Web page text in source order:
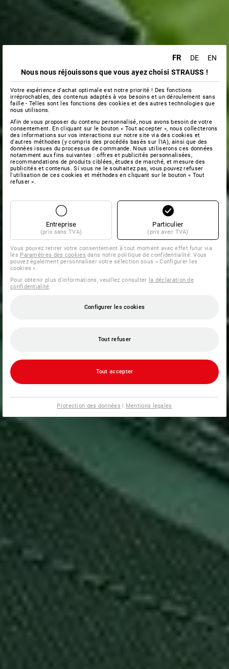
FR DE
EN
Nous nous réjouissons que vous ayez choisi STRAUSS !
Votre expérience d'achat optimale est notre priorité ! Des fonctions
irréprochables, des contenus adaptés à vos besoins et un déroulement sans
faille - Telles sont les fonctions des cookies et des autres technologies que
nous utilisons.
Afin de vous proposer du contenu personnalisé, nous avons besoin de votre
consentement. En cliquant sur le bouton « Tout accepter », nous collecterons
des informations sur vos interactions sur notre site via des cookies et
d'autres méthodes (y compris des procédés basés sur l'IA), ainsi que des
données issues du processus de commande. Nous utiliserons ces données
notamment aux fins suivantes : offres et publicités personnalisées,
recommandations de produits ciblées, études de marché, et mesure des
publicités et contenus. Si vous ne le souhaitez pas, vous pouvez refuser
l'utilisation de ces cookies et méthodes en cliquant sur le bouton « Tout
refuser ».
Entreprise
(prix sans TVA)
Particulier
(prix avec TVA)
Vous pouvez retirer votre consentement à tout moment avec effet futur via
les Paramètres des cookies dans notre politique de confidentialité. Vous
pouvez également personnaliser votre sélection sous « Configurer les
cookies ».
Pour obtenir plus d'informations, veuillez consulter la déclaration de
confidentialité.
Configurer les cookies
Tout refuser
Tout accepter
Protection des données | Mentions legales